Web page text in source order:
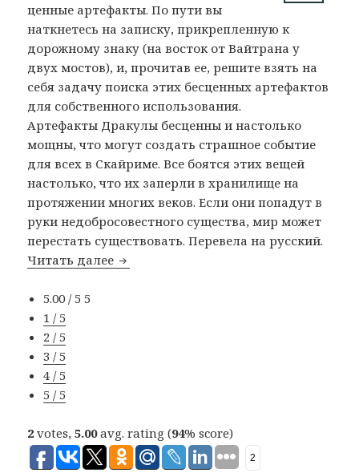
ценные артефакты. По пути вы
наткнетесь на записку, прикрепленную к
дорожному знаку (на восток от Вайтрана у
двух мостов), и, прочитав ее, решите взять на
себя задачу поиска этих бесценных артефактов
для собственного использования.
Артефакты Дракулы бесценны и настолько
мощны, что могут создать страшное событие
для всех в Скайриме. Все боятся этих вещей
настолько, что их заперли в хранилище на
протяжении многих веков. Если они попадут в
руки недобросовестного существа, мир может
перестать существовать. Перевела на русский.
Читать далее Украденные артефакты Дракулы
5.00 / 55
1 / 5
2 / 5
3 / 5
4 / 5
5 / 5
2 votes,5.00avg. rating (94% score)
2